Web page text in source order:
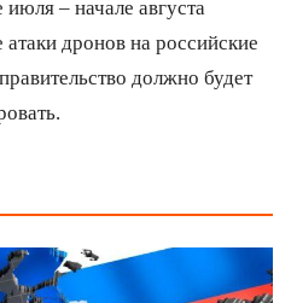
июля – начале августа
дронов на российские
должно будет